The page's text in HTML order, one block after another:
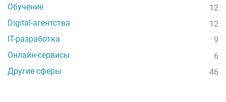
Обучение
12
Digital-агентства
12
IT-разработка
9
Онлайн-сервисы
6
Другие сферы
46